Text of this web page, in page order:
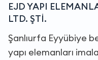
EJD YAPI
LTD. ŞTİ.
Şanlıurfa Eyyübiye
yapı elemanları